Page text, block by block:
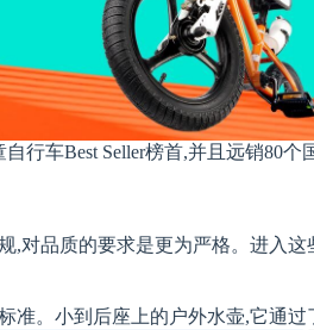
行车Best Seller榜首,并且远销80
,对品质的要求是更为严格。进入
准。小到后座上的户外水壶,它通